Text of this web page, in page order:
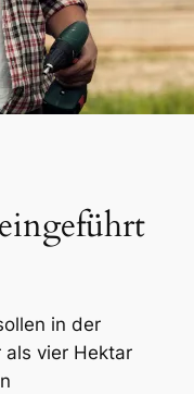
in der
als vier Hektar